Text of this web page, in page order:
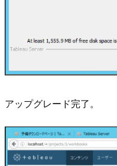
アップグレード完了。